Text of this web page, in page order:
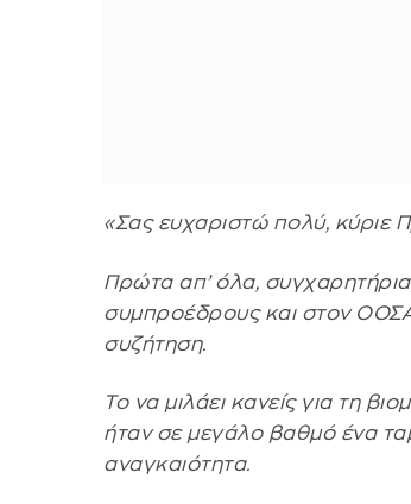
«Σας ευχαριστώ πολύ, κύριε
Πρώτα απ’ όλα,
συμπροέδρους και στον
συζήτηση.
Το να μιλάει κανείς για τη
ήταν σε μεγάλο βαθμό ένα
αναγκαιότητα.